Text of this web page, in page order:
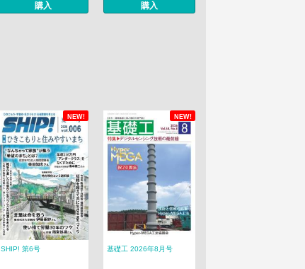
購入 購入
NEW! NEW!
SHIP! 第6号 基礎工 2026年8月号